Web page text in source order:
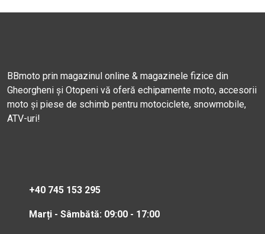
BBmoto prin magazinul online & magazinele fizice din
Gheorgheni și Otopeni vă oferă echipamente moto, accesorii
moto și piese de schimb pentru motociclete, snowmobile,
ATV-uri!
+40 745 153 295
Marți - Sâmbătă: 09:00 - 17:00